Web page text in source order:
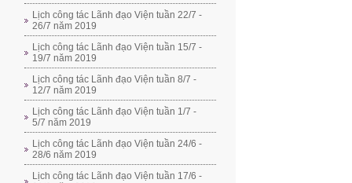
Lịch công tác Lãnh đạo Viện tuần 22/7 -
26/7 năm 2019
Lịch công tác Lãnh đạo Viện tuần 15/7 -
19/7 năm 2019
Lịch công tác Lãnh đạo Viện tuần 8/7 -
12/7 năm 2019
Lịch công tác Lãnh đạo Viện tuần 1/7 -
5/7 năm 2019
Lịch công tác Lãnh đạo Viện tuần 24/6 -
28/6 năm 2019
Lịch công tác Lãnh đạo Viện tuần 17/6 -